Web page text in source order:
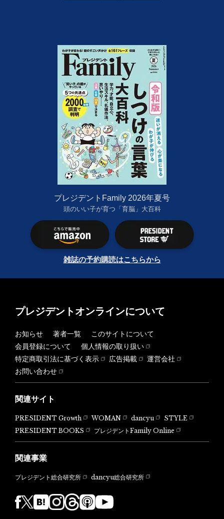
プレジデントFamily 2026年夏号
頭のいい子が育つ「育脳」大百科
雑誌の予約購読はこちらから
プレジデントオンラインについて
お知らせ 著者一覧
このサイトについて
会員登録について
個人情報の取り扱い
特定商取引法に基づく表示
広告掲載
運営会社
お問い合わせ
関連サイト
PRESIDENT Growth WOMAN dancyu
STYLE
PRESIDENT BOOKS
プレジデントFamily Online
関連事業
プレジデント総合研究所 dancyu総合研究所